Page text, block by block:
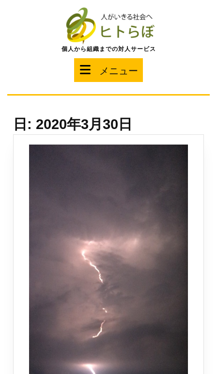
プ
個人から組織までの対人サービス
メニュー
ニ
ー
日: 2020年3月30日